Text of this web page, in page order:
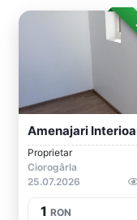
Amenajari
Proprietar
Ciorogârla
25.07.2026
1 RON